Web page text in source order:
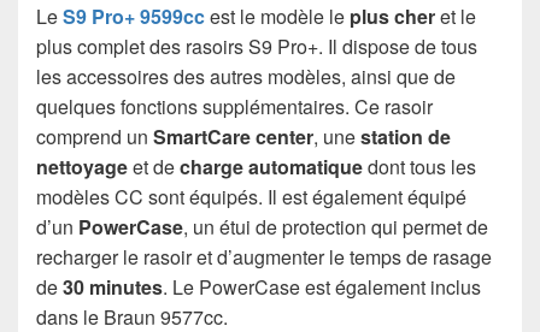
LeS9 Pro+ 9599ccest le modèle le plus cheret le
plus complet des rasoirs S9 Pro+. Il dispose de tous
les accessoires des autres modèles, ainsi que de
quelques fonctions supplémentaires. Ce rasoir
comprend un SmartCarecenter, unestation de
nettoyageet decharge automatiquedont tous les
modèles CC sont équipés. Il est également équipé
d’un PowerCase, un étui de protection qui permet de
recharger le rasoir et d’augmenter le temps de rasage
de30 minutes. Le PowerCase est également inclus
dans le Braun 9577cc.